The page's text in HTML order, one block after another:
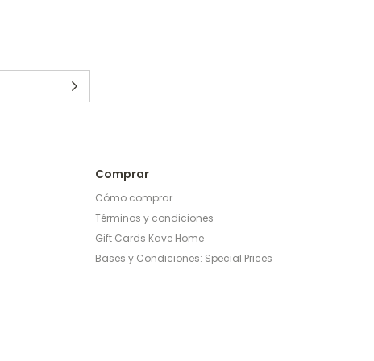
Comprar
Cómo comprar
Términos y condiciones
Gift Cards Kave Home
Bases y Condiciones: Special Prices